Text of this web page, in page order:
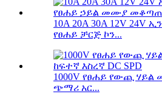
10A 20A 30A 12V 24V
የፀሐይ ቻርጅ ኮን...
1000V የፀሐይ የውጪ ሃይል
ጭማሪ አር...